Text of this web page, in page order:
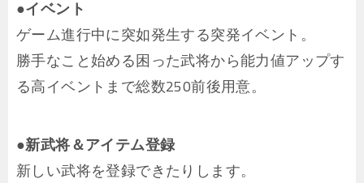
●イベント
ゲーム進行中に突如発生する突発イベント。
勝手なこと始める困った武将から能力値アップす
る高イベントまで総数250前後用意。
●新武将＆アイテム登録
新しい武将を登録できたりします。